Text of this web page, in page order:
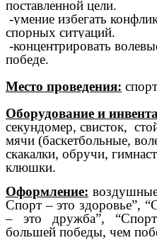
поставленной цели.
-умение избегать
спорных ситуаций.
-концентрировать
победе.
Место проведения:
Оборудование и
секундомер, свисток,
мячи (баскетбольные,
скакалки, обручи,
клюшки.
Оформление:
Спорт – это здоровье”,
– это дружба”,
большей победы, чем